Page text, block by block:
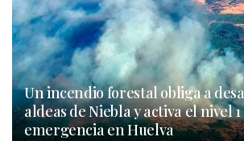
Un incendio forestal obliga a
aldeas de Niebla y activa el nivel
emergencia en Huelva